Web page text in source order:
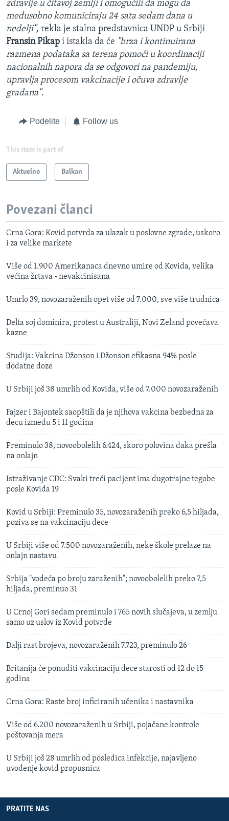
zdravlje u čitavoj zemlji i omogućili da mogu da
međusobno komuniciraju 24 sata sedam dana u
nedelji", rekla je stalna predstavnica UNDP u Srbiji
Fransin Pikap i istakla da će "brza i kontinuirana
razmena podataka sa terena pomoći u koordinaciji
nacionalnih napora da se odgovori na pandemiju,
upravlja procesom vakcinacije i očuva zdravlje
građana".
Podelite Follow us
This item is part of
Aktuelno Balkan
Povezani članci
Crna Gora: Kovid potvrda za ulazak u poslovne zgrade, uskoro
i za velike markete
Više od 1.900 Amerikanaca dnevno umire od Kovida, velika
većina žrtava - nevakcinisana
Umrlo 39, novozaraženih opet više od 7.000, sve više trudnica
Delta soj dominira, protest u Australiji, Novi Zeland povećava
kazne
Studija: Vakcina Džonson i Džonson efikasna 94% posle
dodatne doze
U Srbiji još 38 umrlih od Kovida, više od 7.000 novozaraženih
Fajzer i Bajontek saopštili da je njihova vakcina bezbedna za
decu između 5 i 11 godina
Preminulo 38, novoobolelih 6.424, skoro polovina đaka prešla
na onlajn
Istraživanje CDC: Svaki treći pacijent ima dugotrajne tegobe
posle Kovida 19
Kovid u Srbiji: Preminulo 35, novozaraženih preko 6,5 hiljada,
poziva se na vakcinaciju dece
U Srbiji više od 7.500 novozaraženih, neke škole prelaze na
onlajn nastavu
Srbija "vodeća po broju zaraženih"; novoobolelih preko 7,5
hiljada, preminuo 31
U Crnoj Gori sedam preminulo i 765 novih slučajeva, u zemlju
samo uz uslov iz Kovid potvrde
Dalji rast brojeva, novozaraženih 7.723, preminulo 26
Britanija će ponuditi vakcinaciju dece starosti od 12 do 15
godina
Crna Gora: Raste broj inficiranih učenika i nastavnika
Više od 6.200 novozaraženih u Srbiji, pojačane kontrole
poštovanja mera
U Srbiji još 28 umrlih od posledica infekcije, najavljeno
uvođenje kovid propusnica
PRATITE NAS